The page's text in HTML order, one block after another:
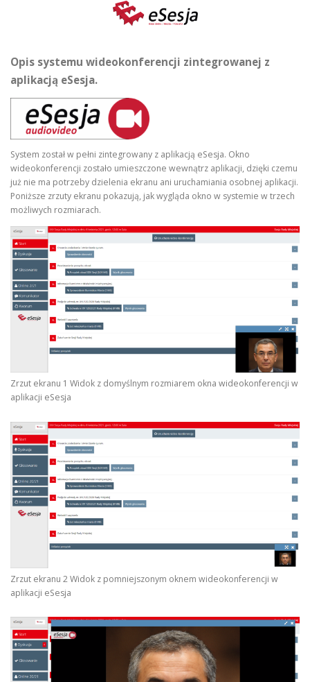
Opis systemu wideokonferencji zintegrowanej z
aplikacją eSesja.
System został w pełni zintegrowany z aplikacją eSesja. Okno
wideokonferencji zostało umieszczone wewnątrz aplikacji, dzięki czemu
już nie ma potrzeby dzielenia ekranu ani uruchamiania osobnej aplikacji.
Poniższe zrzuty ekranu pokazują, jak wygląda okno w systemie w trzech
możliwych rozmiarach.
Zrzut ekranu 1 Widok z domyślnym rozmiarem okna wideokonferencji w
aplikacji eSesja
Zrzut ekranu 2 Widok z pomniejszonym oknem wideokonferencji w
aplikacji eSesja